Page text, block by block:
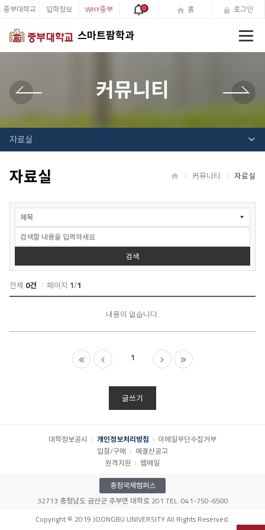
스마트팜학과
중부대학교 입학정보 WHY중부 0 홈 로그인
커뮤니티
자료실
자료실 커뮤니티 자료실
자
검
검색
전체 0건 페이지 1/1
목
내용이 없습니다.
1
글쓰기
대학정보공시 개인정보처리방침
이메일무단수집거부
입찰/구매
예결산공고
원격지원
웹메일
충청국제캠퍼스
32713 충청남도 금산군 추부면 대학로 201 TEL. 041-750-6500
Copyright © 2019 JOONGBU UNIVERSITY All Rights Reserved.